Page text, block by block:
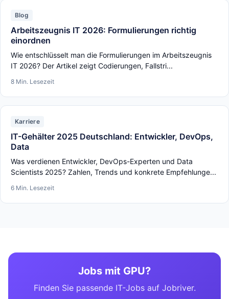
Blog
Arbeitszeugnis IT 2026: Formulierungen richtig
einordnen
Wie entschlüsselt man die Formulierungen im Arbeitszeugnis
IT 2026? Der Artikel zeigt Codierungen, Fallstri...
8 Min. Lesezeit
Karriere
IT-Gehälter 2025 Deutschland: Entwickler, DevOps,
Data
Was verdienen Entwickler, DevOps-Experten und Data
Scientists 2025? Zahlen, Trends und konkrete Empfehlunge...
6 Min. Lesezeit
Jobs mit GPU?
Finden Sie passende IT-Jobs auf Jobriver.